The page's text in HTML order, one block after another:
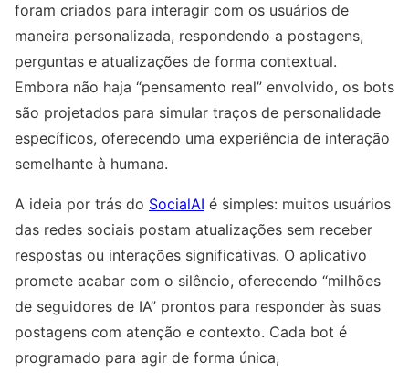
foram criados para interagir com os usuários de
maneira personalizada, respondendo a postagens,
perguntas e atualizações de forma contextual.
Embora não haja “pensamento real” envolvido, os bots
são projetados para simular traços de personalidade
específicos, oferecendo uma experiência de interação
semelhante à humana.
A ideia por trás do SocialAI é simples: muitos usuários
das redes sociais postam atualizações sem receber
respostas ou interações significativas. O aplicativo
promete acabar com o silêncio, oferecendo “milhões
de seguidores de IA” prontos para responder às suas
postagens com atenção e contexto. Cada bot é
programado para agir de forma única,